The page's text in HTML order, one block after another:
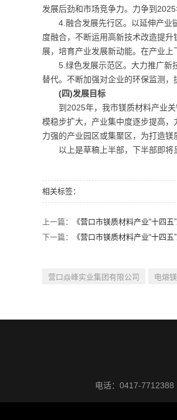
发展后劲和市场竞争力。力争到
4.融合发展先行区。以延伸产业
度融合，不断运用高新技术改造提
展，培育产业发展新动能。在产业上
5.绿色发展示范区。大力推广新
替代。不断加强对企业的环保监测，
(四)发展目标
到2025年，我市镁质材料产业
模稳步扩大，产业集中度逐步提高
力强的产业园区或集聚区，为打造镁
以上是草稿上半部，下半部即将
相关标签：
上一篇：
《营口市镁质材料产业“十四
下一篇：
《营口市镁质材料产业“十四
营口焱峰实业集团有限公司 电熔
电话：0417-7712388